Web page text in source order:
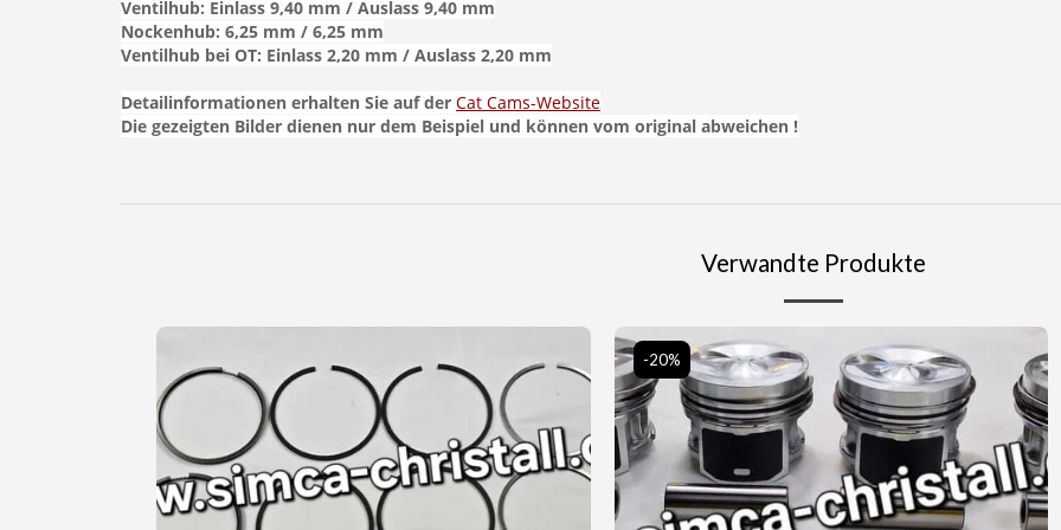
Ventilhub: Einlass 9,40 mm / Auslass 9,40 mm
Nockenhub: 6,25 mm / 6,25 mm
Ventilhub bei OT: Einlass 2,20 mm / Auslass 2,20 mm
Detailinformationen erhalten Sie auf der Cat Cams-Website
Die gezeigten Bilder dienen nur dem Beispiel und können vom original abweichen !
Verwandte Produkte
-20%